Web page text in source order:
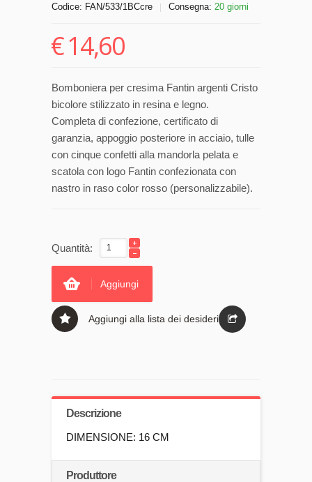
Codice: FAN/533/1BCcre Consegna: 20 giorni
€14,60
Bomboniera per cresima Fantin argenti Cristo
bicolore stilizzato in resina e legno.
Completa di confezione, certificato di
garanzia, appoggio posteriore in acciaio, tulle
con cinque confetti alla mandorla pelata e
scatola con logo Fantin confezionata con
nastro in raso color rosso (personalizzabile).
Quantità:
Aggiungi
Aggiungi alla lista dei desideri
Descrizione
DIMENSIONE: 16 CM
Produttore